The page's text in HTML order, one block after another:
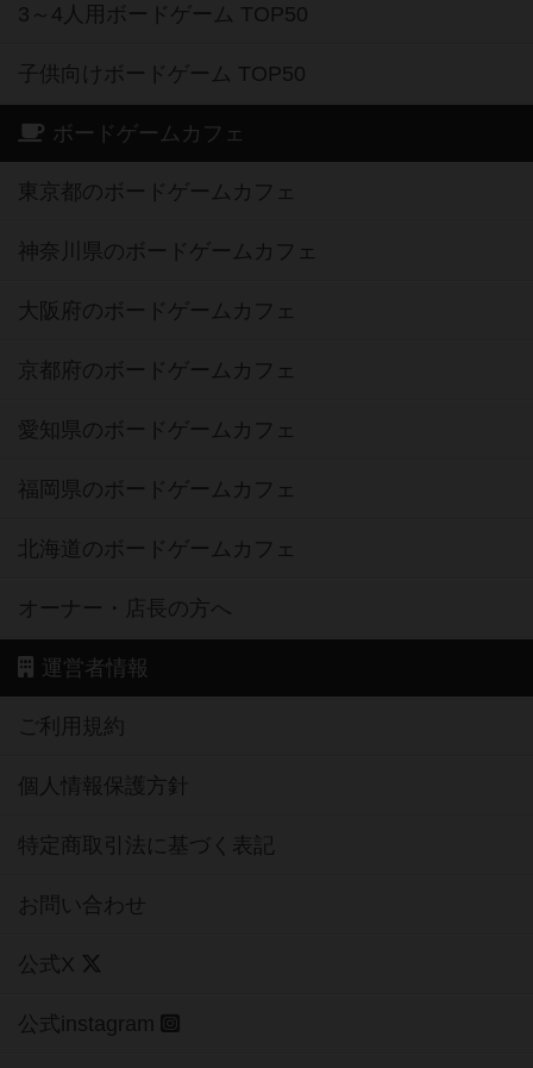
3～4人用ボードゲーム TOP50
子供向けボードゲーム TOP50
ボードゲームカフェ
東京都のボードゲームカフェ
神奈川県のボードゲームカフェ
大阪府のボードゲームカフェ
京都府のボードゲームカフェ
愛知県のボードゲームカフェ
福岡県のボードゲームカフェ
北海道のボードゲームカフェ
オーナー・店長の方へ
運営者情報
ご利用規約
個人情報保護方針
特定商取引法に基づく表記
お問い合わせ
公式X
公式instagram